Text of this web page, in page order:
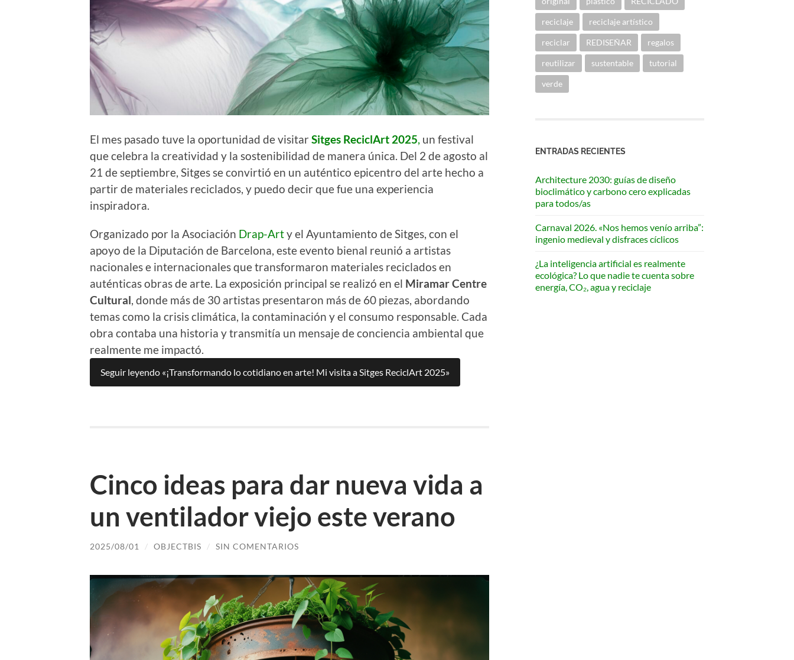
El mes pasado tuve la oportunidad de visitar Sitges ReciclArt 2025, un festival
que celebra la creatividad y la sostenibilidad de manera única. Del 2 de agosto al
21 de septiembre, Sitges se convirtió en un auténtico epicentro del arte hecho a
partir de materiales reciclados, y puedo decir que fue una experiencia
inspiradora.
Organizado por la Asociación Drap-Arty el Ayuntamiento de Sitges, con el
apoyo de la Diputación de Barcelona, este evento bienal reunió a artistas
nacionales e internacionales que transformaron materiales reciclados en
auténticas obras de arte. La exposición principal se realizó en el Miramar Centre
Cultural, donde más de 30 artistas presentaron más de 60 piezas, abordando
temas como la crisis climática, la contaminación y el consumo responsable. Cada
obra contaba una historia y transmitía un mensaje de conciencia ambiental que
realmente me impactó.
Seguir leyendo «¡Transformando lo cotidiano en arte! Mi visita a Sitges ReciclArt 2025»
Cinco ideas para dar nueva vida a
un ventilador viejo este verano
2025/08/01 / OBJECTBIS / SIN COMENTARIOS
reciclaje reciclaje artístico
reciclar REDISEÑAR regalos
reutilizar sustentable tutorial
verde
ENTRADAS RECIENTES
Architecture 2030: guías de diseño
bioclimático y carbono cero explicadas
para todos/as
Carnaval 2026. «Nos hemos venío arriba”:
ingenio medieval y disfraces cíclicos
¿La inteligencia artificial es realmente
ecológica? Lo que nadie te cuenta sobre
energía, CO₂, agua y reciclaje